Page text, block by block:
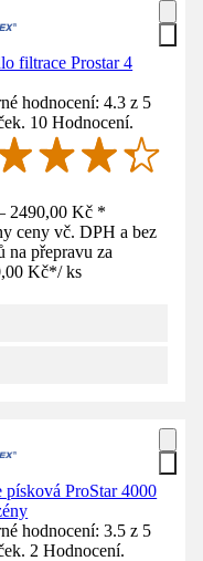
filtrace Prostar 4
hodnocení: 4.3 z 5
10 Hodnocení.
2490,00 Kč *
ceny vč. DPH a bez
na přepravu za
Kč*/ ks
písková ProStar 4000
hodnocení: 3.5 z 5
2 Hodnocení.